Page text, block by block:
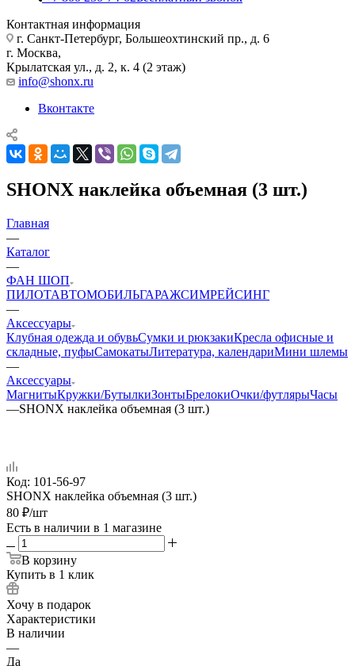
Контактная информация
г. Санкт-Петербург, Большеохтинский пр., д. 6
г. Москва,
Крылатская ул., д. 2, к. 4 (2 этаж)
info@shonx.ru
Вконтакте
SHONX наклейка объемная (3 шт.)
Главная
—
Каталог
—
ФАН ШОП
ПИЛОТАВТОМОБИЛЬГАРАЖСИМРЕЙСИНГ
—
Аксессуары
Клубная одежда и обувьСумки и рюкзакиКресла офисные и
складные, пуфыСамокатыЛитература, календариМини шлемы
—
Аксессуары
МагнитыКружки/БутылкиЗонтыБрелокиОчки/футлярыЧасы
—SHONX наклейка объемная (3 шт.)
Код: 101-56-97
SHONX наклейка объемная (3 шт.)
80 ₽/шт
Есть в наличии в 1 магазине
В корзину
Купить в 1 клик
Хочу в подарок
Характеристики
В наличии
—
Да